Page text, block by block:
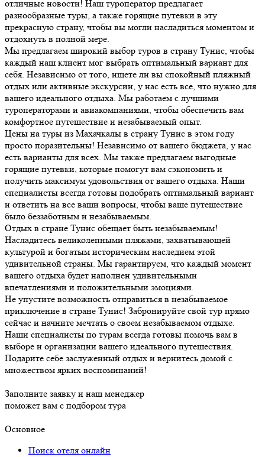
отличные новости! Наш туроператор предлагает
разнообразные туры, а также горящие путевки в эту
прекрасную страну, чтобы вы могли насладиться моментом и
отдохнуть в полной мере.
Мы предлагаем широкий выбор туров в страну Тунис, чтобы
каждый наш клиент мог выбрать оптимальный вариант для
себя. Независимо от того, ищете ли вы спокойный пляжный
отдых или активные экскурсии, у нас есть все, что нужно для
вашего идеального отдыха. Мы работаем с лучшими
туроператорами и авиакомпаниями, чтобы обеспечить вам
комфортное путешествие и незабываемый опыт.
Цены на туры из Махачкалы в страну Тунис в этом году
просто поразительны! Независимо от вашего бюджета, у нас
есть варианты для всех. Мы также предлагаем выгодные
горящие путевки, которые помогут вам сэкономить и
получить максимум удовольствия от вашего отдыха. Наши
специалисты всегда готовы подобрать оптимальный вариант
и ответить на все ваши вопросы, чтобы ваше путешествие
было беззаботным и незабываемым.
Отдых в стране Тунис обещает быть незабываемым!
Насладитесь великолепными пляжами, захватывающей
культурой и богатым историческим наследием этой
удивительной страны. Мы гарантируем, что каждый момент
вашего отдыха будет наполнен удивительными
впечатлениями и положительными эмоциями.
Не упустите возможность отправиться в незабываемое
приключение в стране Тунис! Забронируйте свой тур прямо
сейчас и начните мечтать о своем незабываемом отдыхе.
Наши специалисты по турам всегда готовы помочь вам в
выборе и организации вашего идеального путешествия.
Подарите себе заслуженный отдых и вернитесь домой с
множеством ярких воспоминаний!
Заполните заявку и наш менеджер
поможет вам с подбором тура
Основное
Поиск отеля онлайн